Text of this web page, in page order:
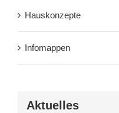
Hauskonzepte
Infomappen
Aktuelles